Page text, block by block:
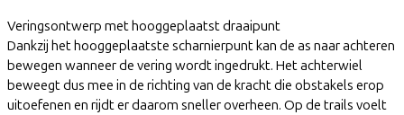
Veringsontwerp met hooggeplaatst draaipunt
Dankzij het hooggeplaatste scharnierpunt kan de as naar achteren
bewegen wanneer de vering wordt ingedrukt. Het achterwiel
beweegt dus mee in de richting van de kracht die obstakels erop
uitoefenen en rijdt er daarom sneller overheen. Op de trails voelt